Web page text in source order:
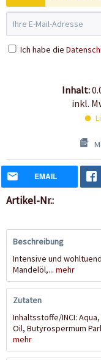
Ich habe die
Inhalt:
inkl.
EMAIL
Artikel-Nr.:
Beschreibung
Intensive und
Mandelöl,... mehr
Zutaten
Inhaltsstoffe/INCI:
Oil, Butyrospermum
mehr